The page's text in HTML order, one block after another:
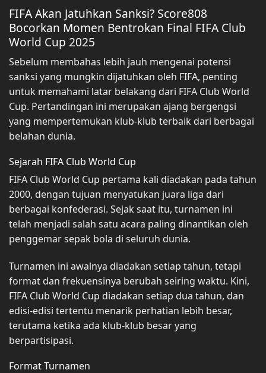
FIFA Akan Jatuhkan Sanksi? Score808
Bocorkan Momen Bentrokan Final FIFA Club
World Cup 2025
Sebelum membahas lebih jauh mengenai potensi
sanksi yang mungkin dijatuhkan oleh FIFA, penting
untuk memahami latar belakang dari FIFA Club World
Cup. Pertandingan ini merupakan ajang bergengsi
yang mempertemukan klub-klub terbaik dari berbagai
belahan dunia.
Sejarah FIFA Club World Cup
FIFA Club World Cup pertama kali diadakan pada tahun
2000, dengan tujuan menyatukan juara liga dari
berbagai konfederasi. Sejak saat itu, turnamen ini
telah menjadi salah satu acara paling dinantikan oleh
penggemar sepak bola di seluruh dunia.
Turnamen ini awalnya diadakan setiap tahun, tetapi
format dan frekuensinya berubah seiring waktu. Kini,
FIFA Club World Cup diadakan setiap dua tahun, dan
edisi-edisi tertentu menarik perhatian lebih besar,
terutama ketika ada klub-klub besar yang
berpartisipasi.
Format Turnamen